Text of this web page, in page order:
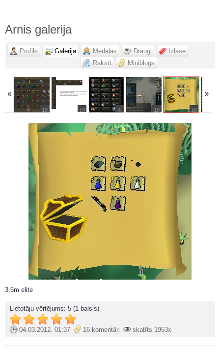
Arnis galerija
Profils Galerija Medaļas Draugi
Izlase
Raksti
Miniblogs
«
10 10 4 10 16
»
3,6m elite
Lietotāju vērtējums: 5 (1 balsis)
04.03.2012. 01:37 16 komentāri skatīts 1953x